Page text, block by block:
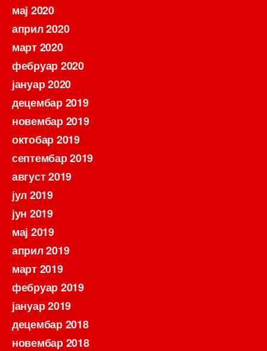
мај 2020
април 2020
март 2020
фебруар 2020
јануар 2020
децембар 2019
новембар 2019
октобар 2019
септембар 2019
август 2019
јул 2019
јун 2019
мај 2019
април 2019
март 2019
фебруар 2019
јануар 2019
децембар 2018
новембар 2018